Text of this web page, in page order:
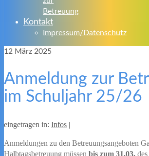
Betreuung
Kontakt
Impressum/Datenschutz
12 März 2025
Anmeldung zur
im Schuljahr 25/26
eingetragen in: Infos |
Anmeldungen zu den Betreuungsangeboten
Halbtagsbetreuung müssen bis zum 31.03.